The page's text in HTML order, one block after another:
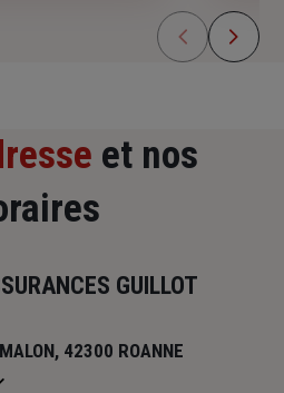
et nos
GUILLOT
42300 ROANNE